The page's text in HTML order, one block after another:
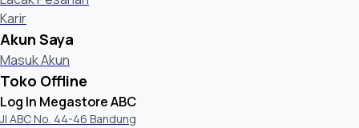
Karir
Akun Saya
Masuk Akun
Toko Offline
Log In Megastore ABC
Jl ABC No. 44-46 Bandung